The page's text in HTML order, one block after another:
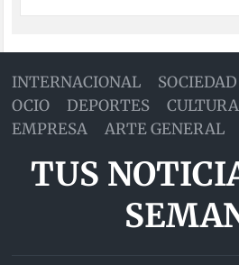
INTERNACIONAL SOCIEDAD
OCIO
DEPORTES CULTURA
EMPRESA
ARTE GENERAL
TUS